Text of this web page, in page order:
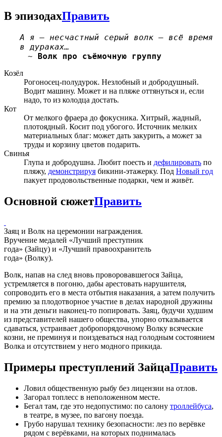
В эпизодахПравить
А я — несчастный серый волк — всё время
в дураках…
~
Волк про съёмочную группу
Козёл
Рогоносец-полудурок. Незлобный и добродушный.
Водит машину. Может и на пляже оттянуться и, если
надо, то из колодца достать.
Кот
От мелкого фраера до фокусника. Хитрый, жадный,
плотоядный. Косит под убогого. Источник мелких
материальных благ: может дать закурить, а может за
труды и корзину цветов подарить.
Свинья
Глупа и добродушна. Любит поесть и дефилировать по
пляжу, демонстрируя бикини-этажерку. Под Новый год
пакует продовольственные подарки, чем и живёт.
Основной сюжетПравить
Заяц и Волк на церемонии награждения.
Вручение медалей «Лучший преступник
года» (Зайцу) и «Лучший правоохранитель
года» (Волку).
Волк, напав на след вновь проворовавшегося Зайца,
устремляется в погоню, дабы арестовать нарушителя,
сопроводить его в места отбытия наказания, а затем получить
премию за плодотворное участие в делах народной дружины
и на эти деньги наконец-то попировать. Заяц, будучи худшим
из представителей нашего общества, упорно отказывается
сдаваться, устраивает добропорядочному Волку всяческие
козни, не преминуя и поиздеваться над голодным состоянием
Волка и отсутствием у него модного прикида.
Примеры преступлений ЗайцаПравить
Ловил общественную рыбу без лицензии на отлов.
Загорал топлесс в неположенном месте.
Бегал там, где это недопустимо: по салону троллейбуса,
в театре, в музее, по вагону поезда.
Грубо нарушал технику безопасности: лез по верёвке
рядом с верёвками, на которых поднималась